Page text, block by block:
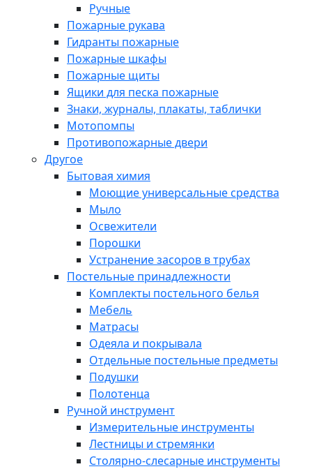
Ручные
Пожарные рукава
Гидранты пожарные
Пожарные шкафы
Пожарные щиты
Ящики для песка пожарные
Знаки, журналы, плакаты, таблички
Мотопомпы
Противопожарные двери
Другое
Бытовая химия
Моющие универсальные средства
Мыло
Освежители
Порошки
Устранение засоров в трубах
Постельные принадлежности
Комплекты постельного белья
Мебель
Матрасы
Одеяла и покрывала
Отдельные постельные предметы
Подушки
Полотенца
Ручной инструмент
Измерительные инструменты
Лестницы и стремянки
Столярно-слесарные инструменты